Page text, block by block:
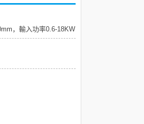
，輸入功率0.6-18KW